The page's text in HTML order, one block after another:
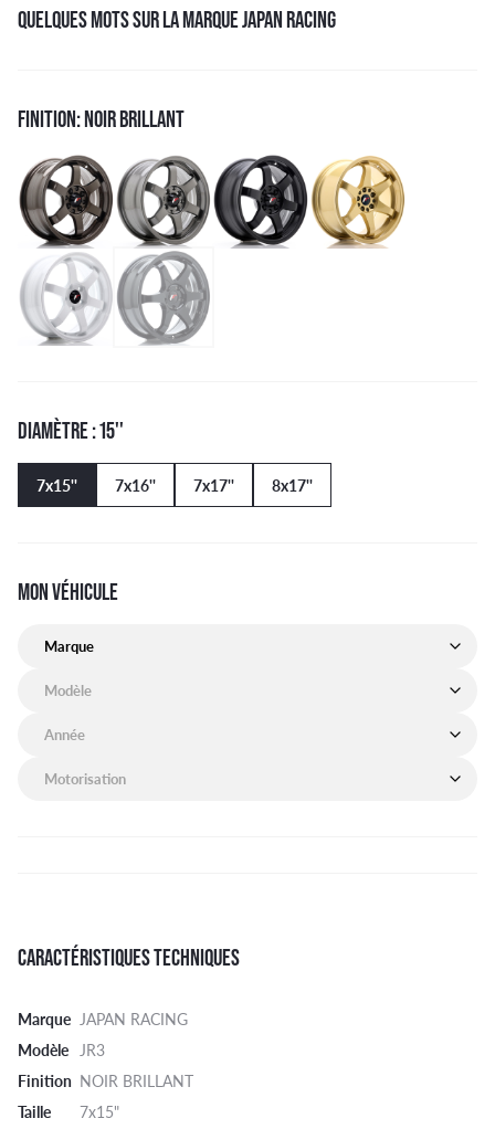
QUELQUES MOTS SUR LA MARQUE JAPAN RACING
FINITION: NOIR BRILLANT
DIAMÈTRE : 15''
7x15'' 7x16'' 7x17'' 8x17''
MON VÉHICULE
CARACTÉRISTIQUES TECHNIQUES
Marque JAPAN RACING
Modèle JR3
Finition NOIR BRILLANT
Taille
7x15"